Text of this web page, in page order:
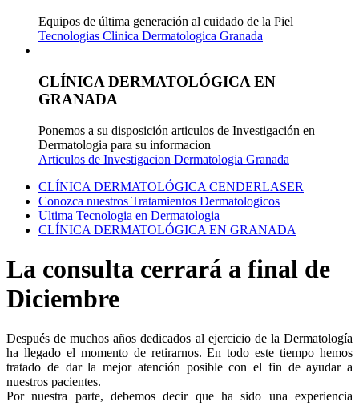
Equipos de última generación al cuidado de la Piel
Tecnologias Clinica Dermatologica Granada
CLÍNICA DERMATOLÓGICA EN
GRANADA
Ponemos a su disposición articulos de Investigación en
Dermatologia para su informacion
Articulos de Investigacion Dermatologia Granada
CLÍNICA DERMATOLÓGICA CENDERLASER
Conozca nuestros Tratamientos Dermatologicos
Ultima Tecnologia en Dermatologia
CLÍNICA DERMATOLÓGICA EN GRANADA
La consulta cerrará a final de
Diciembre
Después de muchos años dedicados al ejercicio de la Dermatología
ha llegado el momento de retirarnos. En todo este tiempo hemos
tratado de dar la mejor atención posible con el fin de ayudar a
nuestros pacientes.
Por nuestra parte, debemos decir que ha sido una experiencia